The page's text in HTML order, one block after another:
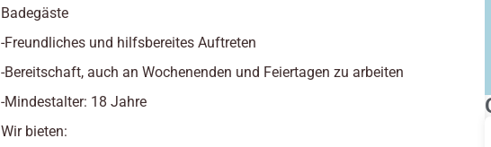
Badegäste
-Freundliches und hilfsbereites Auftreten
-Bereitschaft, auch an Wochenenden und Feiertagen zu arbeiten
-Mindestalter: 18 Jahre
Wir bieten: